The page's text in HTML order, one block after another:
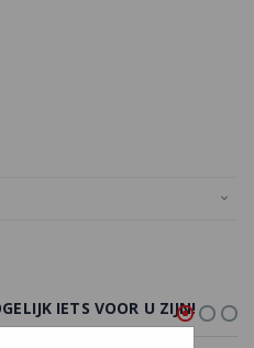
IETS VOOR U ZIJN!